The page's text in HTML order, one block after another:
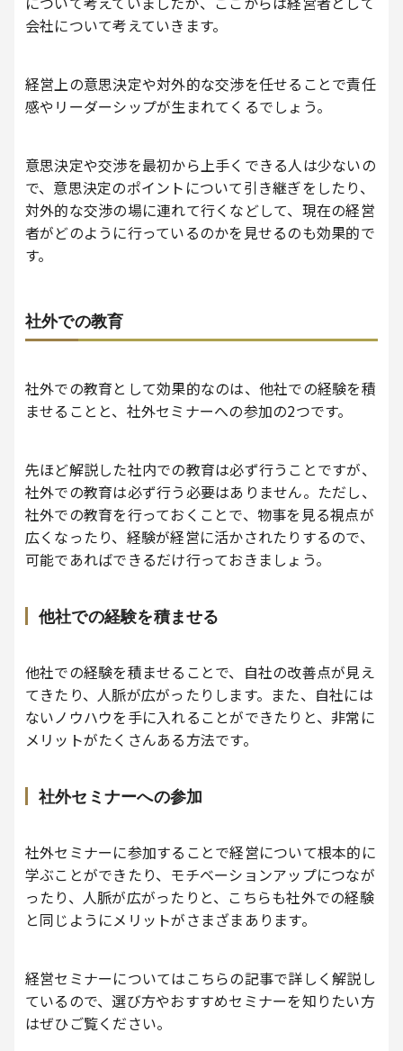
会社について考えていきます。
経営上の意思決定や対外的な交渉を任せることで責任
感やリーダーシップが生まれてくるでしょう。
意思決定や交渉を最初から上手くできる人は少ないの
で、意思決定のポイントについて引き継ぎをしたり、
対外的な交渉の場に連れて行くなどして、現在の経営
者がどのように行っているのかを見せるのも効果的で
す。
社外での教育
社外での教育として効果的なのは、他社での経験を積
ませることと、社外セミナーへの参加の2つです。
先ほど解説した社内での教育は必ず行うことですが、
社外での教育は必ず行う必要はありません。ただし、
社外での教育を行っておくことで、物事を見る視点が
広くなったり、経験が経営に活かされたりするので、
可能であればできるだけ行っておきましょう。
他社での経験を積ませる
他社での経験を積ませることで、自社の改善点が見え
てきたり、人脈が広がったりします。また、自社には
ないノウハウを手に入れることができたりと、非常に
メリットがたくさんある方法です。
社外セミナーへの参加
社外セミナーに参加することで経営について根本的に
学ぶことができたり、モチベーションアップにつなが
ったり、人脈が広がったりと、こちらも社外での経験
と同じようにメリットがさまざまあります。
経営セミナーについてはこちらの記事で詳しく解説し
ているので、選び方やおすすめセミナーを知りたい方
はぜひご覧ください。